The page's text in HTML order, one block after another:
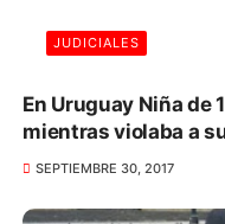
JUDICIALES
En Uruguay Niña de
mientras violaba a
SEPTIEMBRE 30, 2017